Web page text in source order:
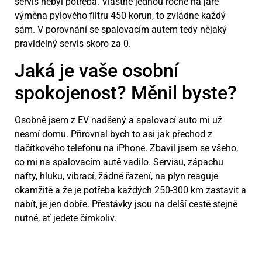
výměna pylového filtru 450 korun, to zvládne každý
sám. V porovnání se spalovacím autem tedy nějaký
pravidelný servis skoro za 0.
Jaká je vaše osobní
spokojenost? Měnil byste?
Osobně jsem z EV nadšený a spalovací auto mi už
nesmí domů. Přirovnal bych to asi jak přechod z
tlačítkového telefonu na iPhone. Zbavil jsem se všeho,
co mi na spalovacím autě vadilo. Servisu, zápachu
nafty, hluku, vibrací, žádné řazení, na plyn reaguje
okamžitě a že je potřeba každých 250-300 km zastavit a
nabít, je jen dobře. Přestávky jsou na delší cestě stejně
nutné, ať jedete čímkoliv.